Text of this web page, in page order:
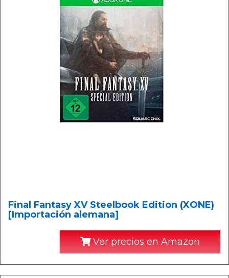
Final Fantasy XV Steelbook Edition (XONE)
[Importación alemana]
Ver precios en Amazon